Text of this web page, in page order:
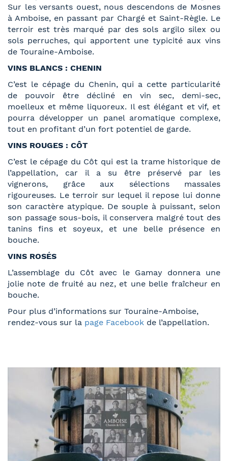
Sur les versants ouest, nous descendons de Mosnes
à Amboise, en passant par Chargé et Saint-Règle. Le
terroir est très marqué par des sols argilo silex ou
sols perruches, qui apportent une typicité aux vins
de Touraine-Amboise.
VINS BLANCS : CHENIN
C’est le cépage du Chenin, qui a cette particularité
de pouvoir être décliné en vin sec, demi-sec,
moelleux et même liquoreux. Il est élégant et vif, et
pourra développer un panel aromatique complexe,
tout en profitant d’un fort potentiel de garde.
VINS ROUGES : CÔT
C’est le cépage du Côt qui est la trame historique de
l’appellation, car il a su être préservé par les
vignerons, grâce aux sélections massales
rigoureuses. Le terroir sur lequel il repose lui donne
son caractère atypique. De souple à puissant, selon
son passage sous-bois, il conservera malgré tout des
tanins fins et soyeux, et une belle présence en
bouche.
VINS ROSÉS
L’assemblage du Côt avec le Gamay donnera une
jolie note de fruité au nez, et une belle fraîcheur en
bouche.
Pour plus d’informations sur Touraine-Amboise,
rendez-vous sur la page Facebook de l’appellation.